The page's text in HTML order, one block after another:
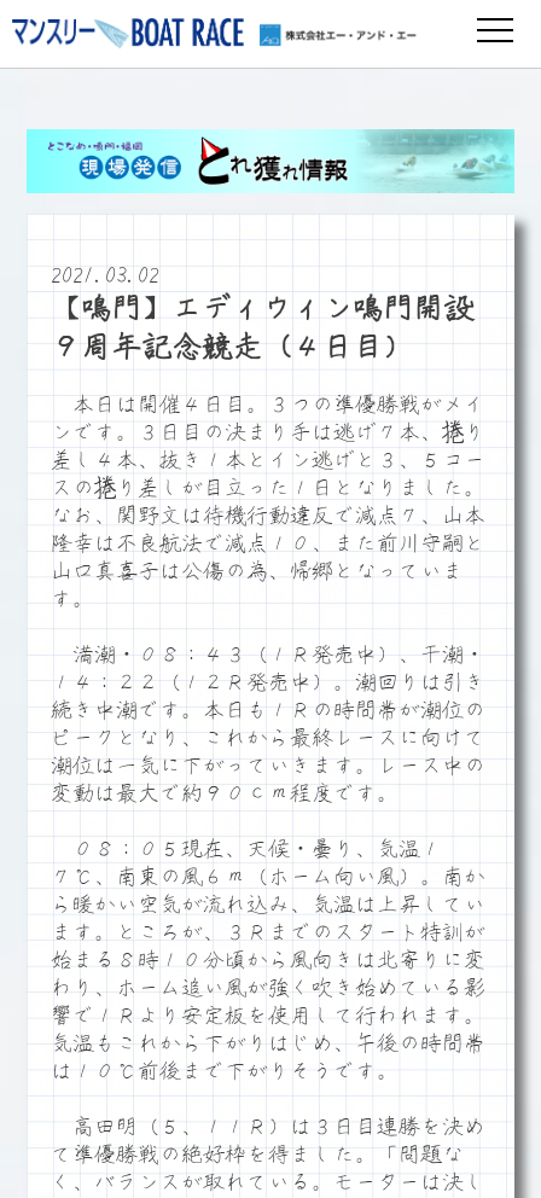
2021.03.02
【鳴門】エディウィン鳴門開設
９周年記念競走（４日目）
本日は開催４日目。３つの準優勝戦がメイ
ンです。３日目の決まり手は逃げ７本、捲り
差し４本、抜き１本とイン逃げと３、５コー
スの捲り差しが目立った１日となりました。
なお、関野文は待機行動違反で減点７、山本
隆幸は不良航法で減点１０、また前川守嗣と
山口真喜子は公傷の為、帰郷となっていま
す。
満潮・０８：４３（１Ｒ発売中）、干潮・
１４：２２（１２Ｒ発売中）。潮回りは引き
続き中潮です。本日も１Ｒの時間帯が潮位の
ピークとなり、これから最終レースに向けて
潮位は一気に下がっていきます。レース中の
変動は最大で約９０ｃｍ程度です。
０８：０５現在、天候・曇り、気温１
７℃、南東の風６ｍ（ホーム向い風）。南か
ら暖かい空気が流れ込み、気温は上昇してい
ます。ところが、３Ｒまでのスタート特訓が
始まる８時１０分頃から風向きは北寄りに変
わり、ホーム追い風が強く吹き始めている影
響で１Ｒより安定板を使用して行われます。
気温もこれから下がりはじめ、午後の時間帯
は１０℃前後まで下がりそうです。
高田明（５、１１Ｒ）は３日目連勝を決め
て準優勝戦の絶好枠を得ました。「問題な
く、バランスが取れている。モーターは決し